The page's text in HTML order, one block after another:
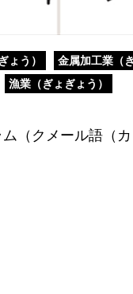
ょう）
金属加工業（
漁業（ぎょぎょう）
（クメール語（